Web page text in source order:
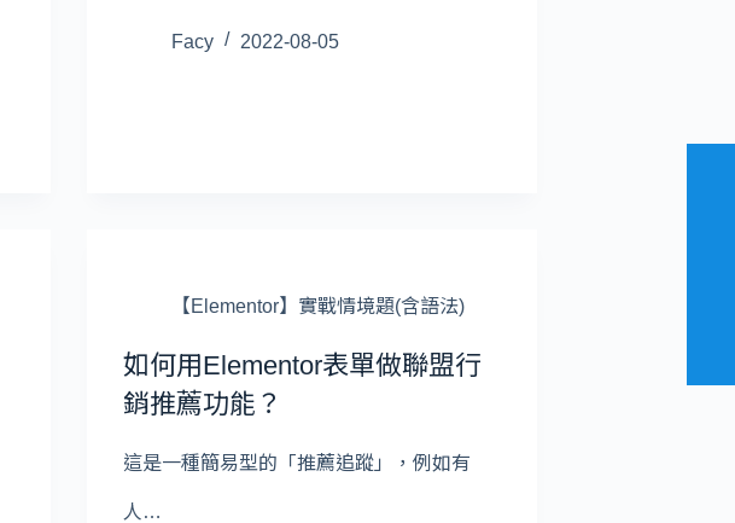
Facy 2022-08-05
【Elementor】實戰情境題(含語法)
如何用Elementor表單做聯盟行
銷推薦功能？
這是一種簡易型的「推薦追蹤」，例如有
人…